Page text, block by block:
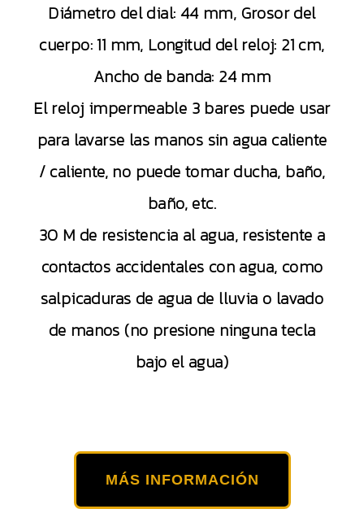
Diámetro del dial: 44 mm, Grosor del
cuerpo: 11 mm, Longitud del reloj: 21 cm,
Ancho de banda: 24 mm
El reloj impermeable 3 bares puede usar
para lavarse las manos sin agua caliente
/ caliente, no puede tomar ducha, baño,
baño, etc.
30 M de resistencia al agua, resistente a
contactos accidentales con agua, como
salpicaduras de agua de lluvia o lavado
de manos (no presione ninguna tecla
bajo el agua)
MÁS INFORMACIÓN